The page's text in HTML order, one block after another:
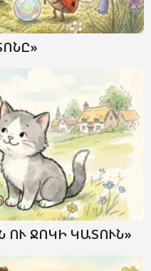
ՈՒ ՋՈԿԻ ԿԱՏՈՒՆ»